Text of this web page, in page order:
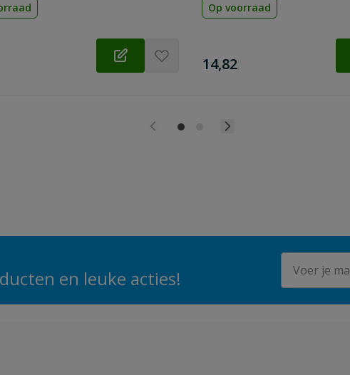
Op voorraad
€
14,82
en leuke acties!